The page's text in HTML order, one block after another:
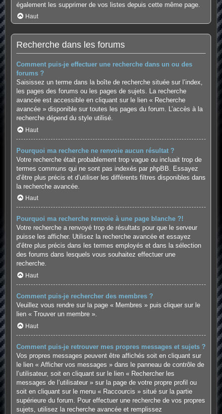
également les supprimer de vos listes depuis cette même page.
Haut
Recherche dans les forums
Comment puis-je effectuer une recherche dans un ou des
forums ?
Saisissez un terme dans la boîte de recherche située sur l’index,
les pages des forums ou les pages de sujets. La recherche
avancée est accessible en cliquant sur le lien « Recherche
avancée » disponible sur toutes les pages du forum. L’accès à la
recherche dépend du style utilisé.
Haut
Pourquoi ma recherche ne renvoie aucun résultat ?
Votre recherche était probablement trop vague ou incluait trop de
termes communs qui ne sont pas indexés par phpBB. Essayez
d’être plus précis et d’utiliser les différents filtres disponibles dans
la recherche avancée.
Haut
Pourquoi ma recherche renvoie à une page blanche ?!
Votre recherche a renvoyé trop de résultats pour que le serveur
puisse les afficher. Utilisez la recherche avancée et essayez
d’être plus précis dans les termes employés et dans la sélection
des forums dans lesquels vous souhaitez effectuer une
recherche.
Haut
Comment puis-je rechercher des membres ?
Veuillez vous rendre sur la page « Membres » puis cliquer sur le
lien « Trouver un membre ».
Haut
Comment puis-je retrouver mes propres messages et sujets ?
Vos propres messages peuvent être affichés soit en cliquant sur
le lien « Afficher vos messages » dans le panneau de contrôle de
l’utilisateur, soit en cliquant sur le lien « Rechercher les
messages de l’utilisateur » sur la page de votre propre profil ou
soit en cliquant sur le menu « Raccourcis » situé sur la partie
supérieure du forum. Pour effectuer une recherche de vos propres
sujets, utilisez la recherche avancée et remplissez